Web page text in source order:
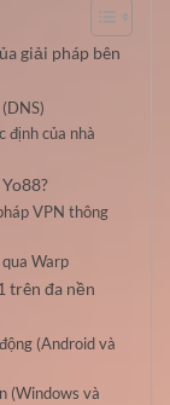
giải pháp bên
định của nhà
VPN thông
Warp
trên đa nền
(Android và
(Windows và